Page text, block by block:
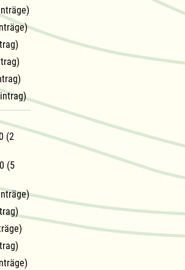
(2
(5